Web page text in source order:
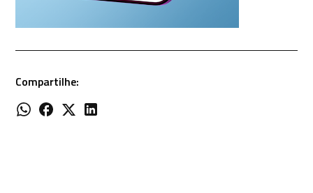
Compartilhe: